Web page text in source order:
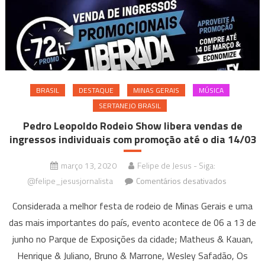
BRASIL DESTAQUE MINAS GERAIS
MÚSICA
SERTANEJO BRASIL
Pedro Leopoldo Rodeio Show libera vendas de
ingressos individuais com promoção até o dia 14/03
março 13, 2020
Felipe de Jesus - Siga:
@felipe_jesusjornalista
Comentários desativadosem
Leopoldo
Rodeio
Show
libera
Considerada a melhor festa de rodeio de Minas Gerais e uma
das mais importantes do país, evento acontece de 06 a 13 de
junho no Parque de Exposições da cidade; Matheus & Kauan,
Henrique & Juliano, Bruno & Marrone, Wesley Safadão, Os